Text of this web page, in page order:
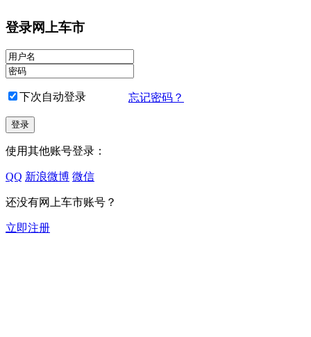
登录网上车市
下次自动登录 忘记密码？
使用其他账号登录：
QQ 新浪微博 微信
还没有网上车市账号？
立即注册